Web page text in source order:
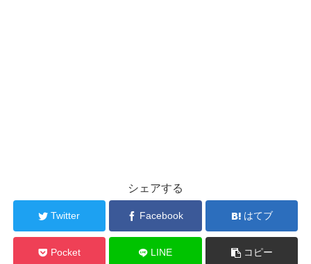
シェアする
Twitter Facebook はてブ
Pocket LINE コピー